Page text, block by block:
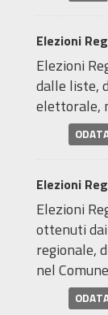
Elezioni
Elezioni
dalle liste,
elettorale,
Elezioni
Elezioni
ottenuti
regionale,
nel